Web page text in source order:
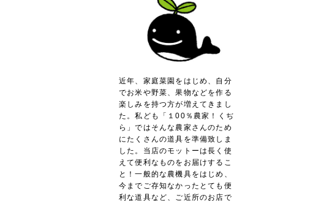
近年、家庭菜園をはじめ、自分
でお米や野菜、果物などを作る
楽しみを持つ方が増えてきまし
た。私ども「１00％農家！くぢ
ら」ではそんな農家さんのため
にたくさんの道具を準備致しま
した。当店のモットーは長く使
えて便利なものをお届けするこ
と！一般的な農機具をはじめ、
今までご存知なかったとても便
利な道具など、ご近所のお店で